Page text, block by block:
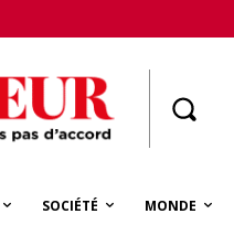
SOCIÉTÉ MONDE